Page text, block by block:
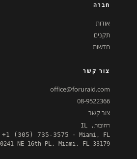
חברה
אודות
תקנים
חדשות
צור קשר
office@foruraid.com
08-9522366
צור קשר
רחובות, IL
+1 (305) 735-3575 · Miami, FL
NE 16th PL, Miami, FL 33179